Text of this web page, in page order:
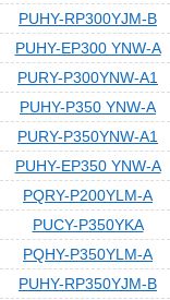
PUHY-RP300YJM-B
PUHY-EP300 YNW-A
PURY-P300YNW-A1
PUHY-P350 YNW-A
PURY-P350YNW-A1
PUHY-EP350 YNW-A
PQRY-P200YLM-A
PUCY-P350YKA
PQHY-P350YLM-A
PUHY-RP350YJM-B